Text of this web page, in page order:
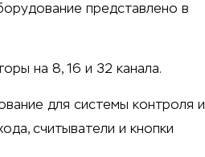
представлено в
на 8, 16 и 32 канала.
для системы контроля и
считыватели и кнопки